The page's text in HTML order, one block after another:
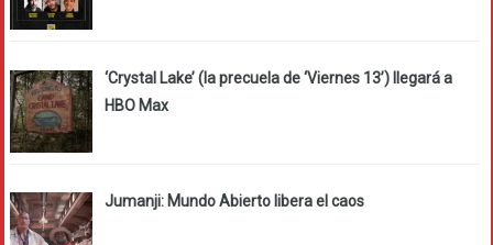
‘Crystal Lake’ (la precuela de ‘Viernes 13’) llegará a
HBO Max
Jumanji: Mundo Abierto libera el caos